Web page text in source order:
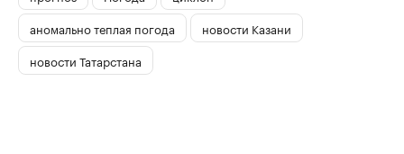
аномально теплая погода
новости Казани
новости Татарстана